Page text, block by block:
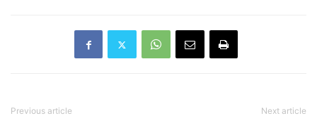
Previous article Next article